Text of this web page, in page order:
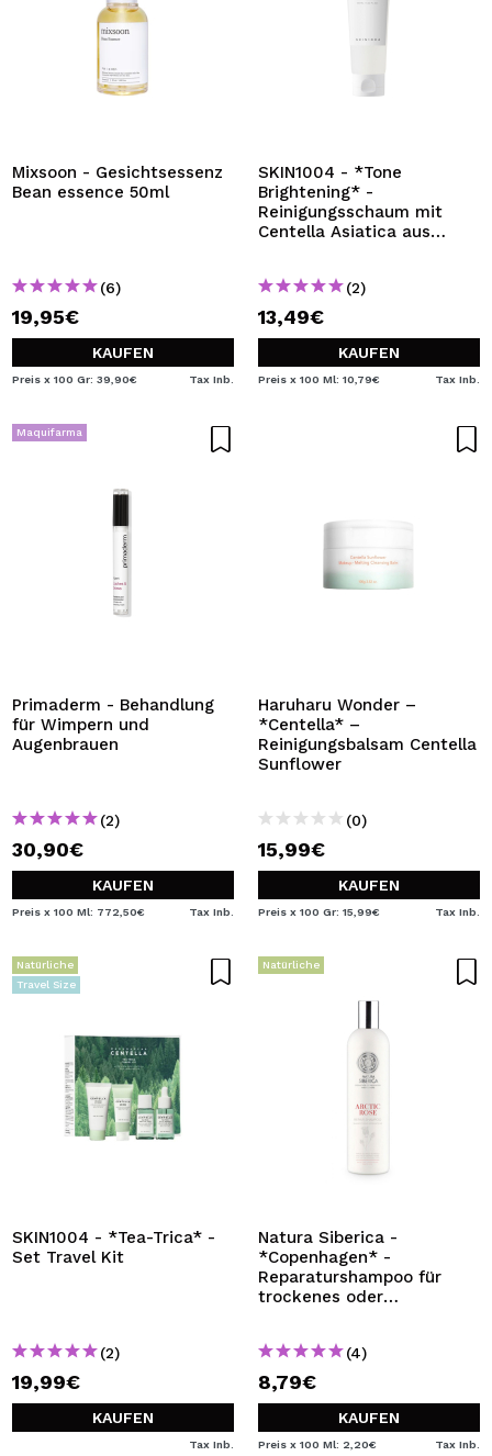
Mixsoon - Gesichtsessenz
Bean essence 50ml
(6)
19,95€
KAUFEN
Preis x 100 Gr: 39,90€ Tax Inb.
SKIN1004 - *Tone
Brightening* -
Reinigungsschaum mit
Centella Asiatica aus
(2)
13,49€
KAUFEN
Preis x 100 Ml: 10,79€ Tax Inb.
Maquifarma
Primaderm - Behandlung
für Wimpern und
Augenbrauen
(2)
30,90€
KAUFEN
Preis x 100 Ml: 772,50€ Tax Inb.
Haruharu Wonder –
*Centella* –
Reinigungsbalsam Centella
Sunflower
(0)
15,99€
KAUFEN
Preis x 100 Gr: 15,99€ Tax Inb.
Natürliche
Travel Size
SKIN1004 - *Tea-Trica* -
Set Travel Kit
(2)
19,99€
KAUFEN
Tax Inb.
Natürliche
Natura Siberica -
*Copenhagen* -
Reparaturshampoo für
trockenes oder
(4)
8,79€
KAUFEN
Preis x 100 Ml: 2,20€ Tax Inb.